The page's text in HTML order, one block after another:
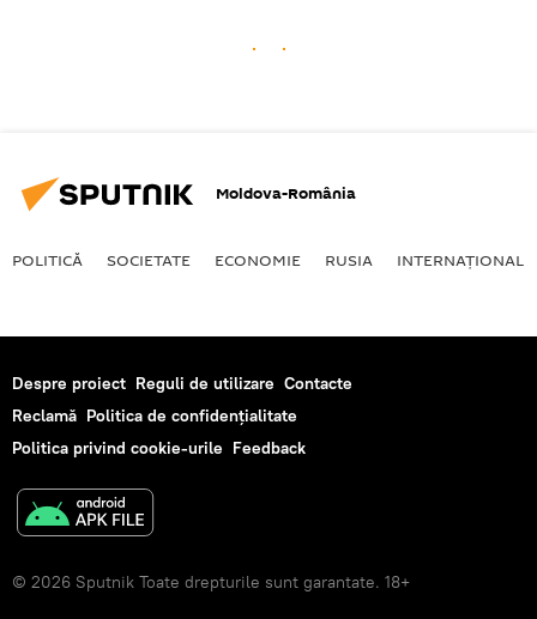
Moldova-România
POLITICĂ SOCIETATE ECONOMIE RUSIA INTERNAŢIONAL
Despre proiect Reguli de utilizare Contacte
Reclamă Politica de confidențialitate
Politica privind cookie-urile Feedback
© 2026 Sputnik Toate drepturile sunt garantate. 18+